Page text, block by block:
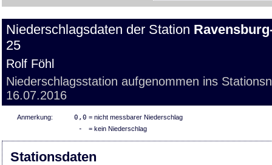
Niederschlagsdaten der Station
25
Rolf Föhl
Niederschlagsstation aufgenommen ins
16.07.2016
Anmerkung: 0,0 = nicht messbarer Niederschlag
- = kein Niederschlag
Stationsdaten